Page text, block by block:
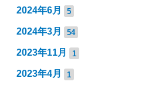
2024年6月 5
2024年3月 54
2023年11月 1
2023年4月 1